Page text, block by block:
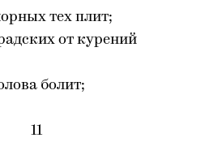
тех плит;
от курений
болит;
11